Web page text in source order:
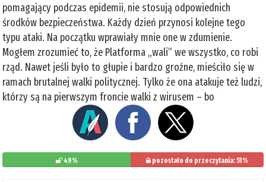
pomagający podczas epidemii, nie stosują odpowiednich
środków bezpieczeństwa. Każdy dzień przynosi kolejne tego
typu ataki. Na początku wprawiały mnie one w zdumienie.
Mogłem zrozumieć to, że Platforma „wali” we wszystko, co robi
rząd. Nawet jeśli było to głupie i bardzo groźne, mieściło się w
ramach brutalnej walki politycznej. Tylko że ona atakuje też ludzi,
którzy są na pierwszym froncie walki z wirusem – bo
49% pozostało do przeczytania: 51%